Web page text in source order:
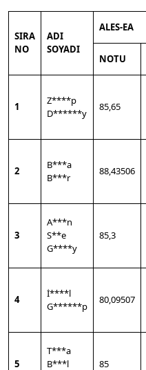
SIRA
NO
ADI
SOYADI
ALES-EA
NOTU
1
Z****p
D******y
85,65
2
B***a
B***r
88,43506
3
A***n
S**e
G****y
85,3
4
İ****l
G******p
80,09507
5
T***a
B***l
85